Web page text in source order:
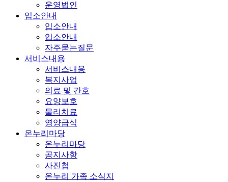
운영법인
입소안내
입소안내
입소안내
자주묻는질문
서비스내용
서비스내용
복지사업
의료 및 간호
요양보호
물리치료
영양급식
온누리마당
온누리마당
공지사항
사진첩
온누리 가족 소식지